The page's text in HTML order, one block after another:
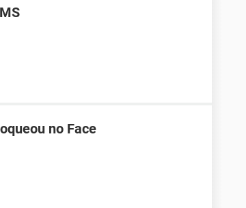
no Face